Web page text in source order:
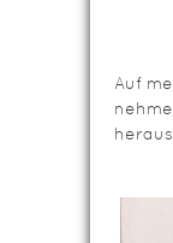
Auf
heraus.